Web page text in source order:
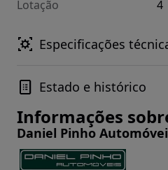
Lotação 4
Especificações
Estado e histórico
Informações
Daniel Pinho